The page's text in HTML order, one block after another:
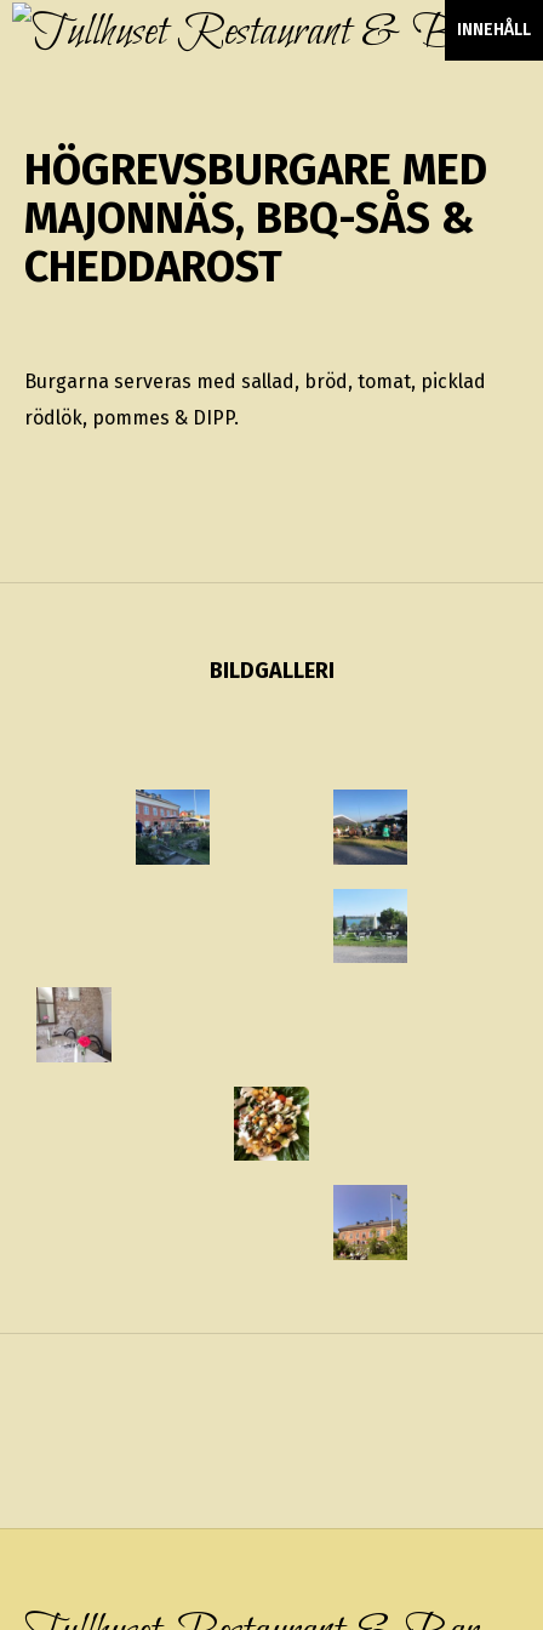
INNEHÅLL
HÖGREVSBURGARE MED
MAJONNÄS, BBQ-SÅS &
CHEDDAROST
Burgarna serveras med sallad, bröd, tomat, picklad
rödlök, pommes & DIPP.
BILDGALLERI